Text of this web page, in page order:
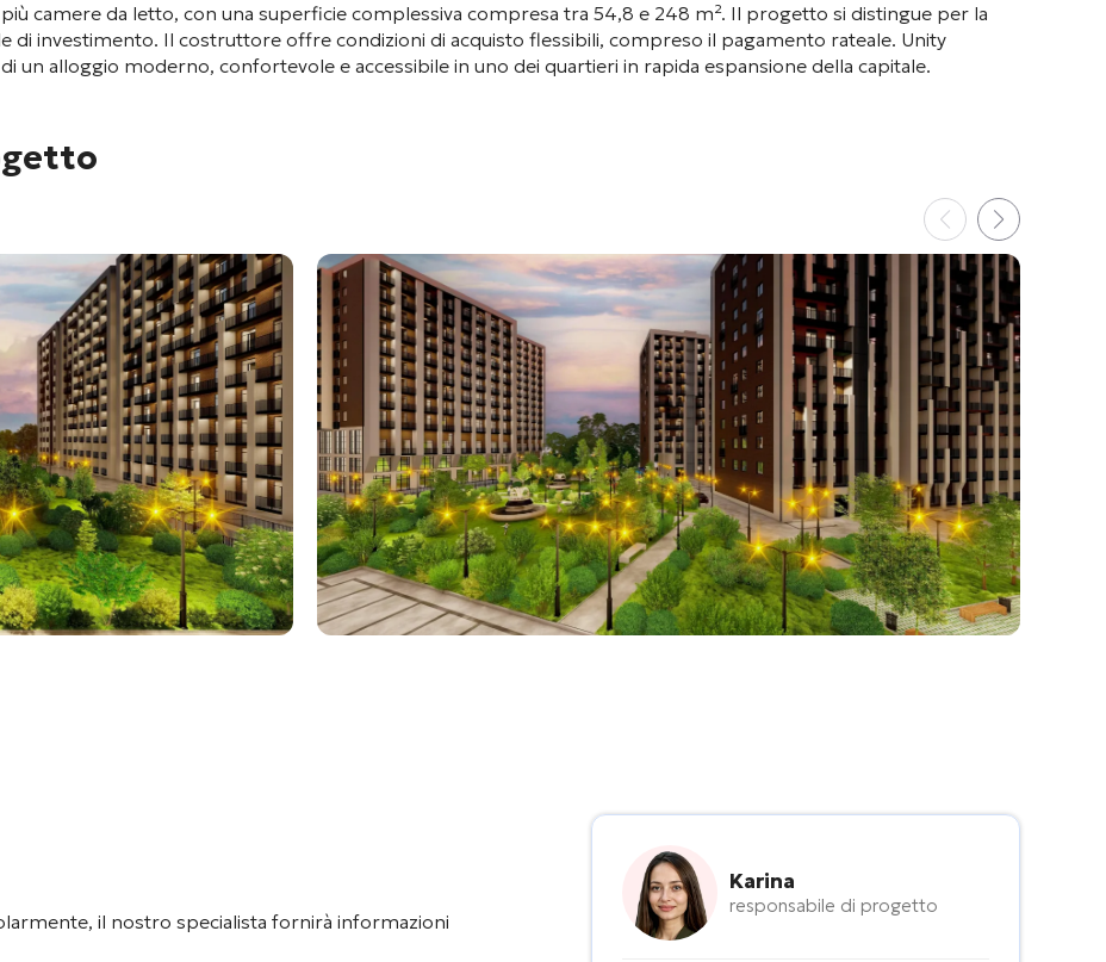
camere da letto, con una superficie complessiva compresa tra 54,8 e 248 m². Il progetto si distingue per la
di investimento. Il costruttore offre condizioni di acquisto flessibili, compreso il pagamento rateale. Unity
un alloggio moderno, confortevole e accessibile in uno dei quartieri in rapida espansione della capitale.
il nostro specialista fornirà informazioni
Karina
responsabile di progetto